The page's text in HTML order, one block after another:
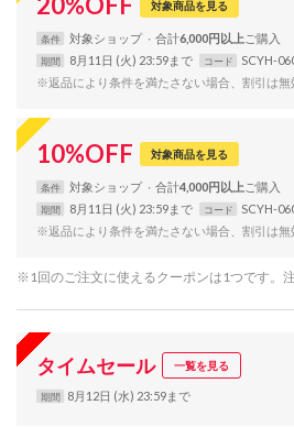
対象商品を見る
条件 対象ショップ 合計6,000円以上
期間 8月11日 (火) 23:59まで コード
SCYH-
※返品により条件を満たさない場合、割引は無
10%OFF 対象商品を見る
条件 対象ショップ 合計4,000円以上
期間 8月11日 (火) 23:59まで コード
SCYH-
※返品により条件を満たさない場合、割引は無
※1回のご注文に使えるクーポンは1つです。
タイムセール 一覧を見る
期間 8月12日 (水) 23:59まで